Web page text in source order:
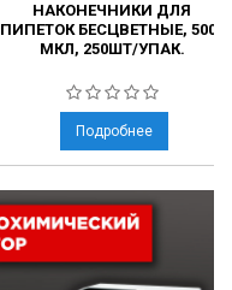
НАКОНЕЧНИКИ ДЛЯ
ПИПЕТОК БЕСЦВЕТНЫЕ, 5000
МКЛ, 250ШТ/УПАК.
Подробнее